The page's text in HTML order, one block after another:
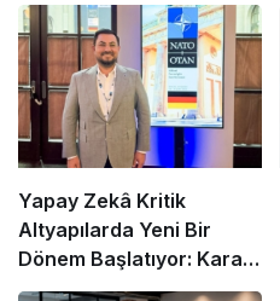
Yapay Zekâ Kritik
Altyapılarda Yeni Bir
Dönem Başlatıyor: Karar
Alma Süreçleri Yeniden